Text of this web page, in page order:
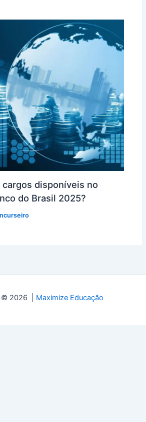
cargos disponíveis no
do Brasil 2025?
© 2026 | Maximize Educação